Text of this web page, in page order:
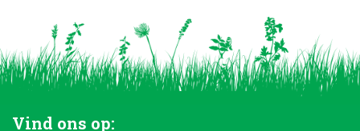
Vind ons op: